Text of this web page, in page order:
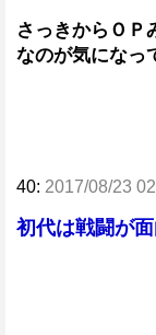
さっきからＯＰ
なのが気になっ
40: 2017/08/23
初代は戦闘が